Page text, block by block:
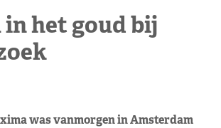
het goud bij
was vanmorgen in Amsterdam